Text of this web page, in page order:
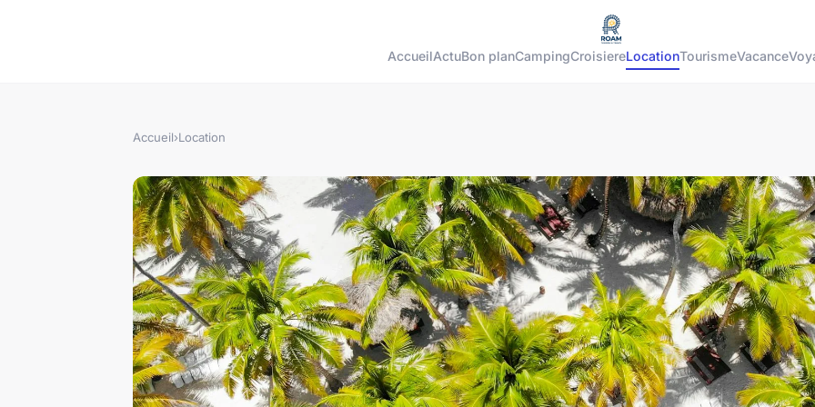
AccueilActuBon planCampingCroisiereLocationTourismeVacance
Accueil›Location